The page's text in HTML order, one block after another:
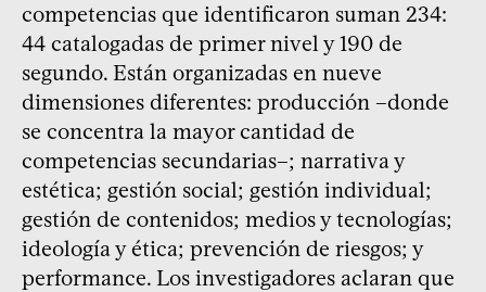
competencias que identificaron suman 234:
44 catalogadas de primer nivel y 190 de
segundo. Están organizadas en nueve
dimensiones diferentes: producción –donde
se concentra la mayor cantidad de
competencias secundarias–; narrativa y
estética; gestión social; gestión individual;
gestión de contenidos; medios y tecnologías;
ideología y ética; prevención de riesgos; y
performance. Los investigadores aclaran que